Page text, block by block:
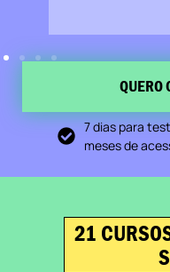
QUERO
7 dias para
meses de
21